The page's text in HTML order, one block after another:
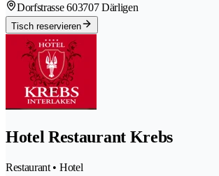
Dorfstrasse 603707 Därligen
Tisch reservieren
Hotel Restaurant Krebs
Restaurant • Hotel